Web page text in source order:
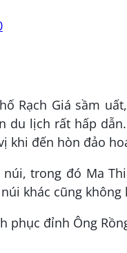
Rạch Giá sầm
du lịch rất hấp
khi đến hòn đảo
trong đó Ma
khác cũng không